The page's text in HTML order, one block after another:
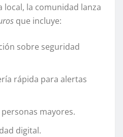
local, la comunidad lanza
que incluye:
sobre seguridad
rápida para alertas
mayores.
digital.